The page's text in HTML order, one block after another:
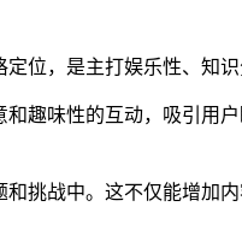
位，是主打娱乐性、知
趣味性的互动，吸引用
挑战中。这不仅能增加